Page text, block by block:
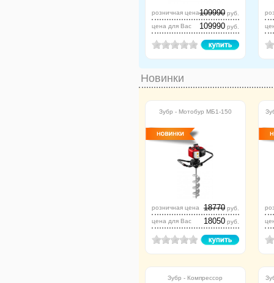
розничная цена109990 руб.
цена для Вас
109990 руб.
Новинки
Зубр - Мотобур МБ1-150
розничная цена 18770 руб.
цена для Вас
18050 руб.
Зубр - Компрессор